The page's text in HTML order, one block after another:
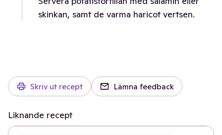
skinkan, samt de varma haricot vertsen.
Skriv ut recept Lämna feedback
Liknande recept